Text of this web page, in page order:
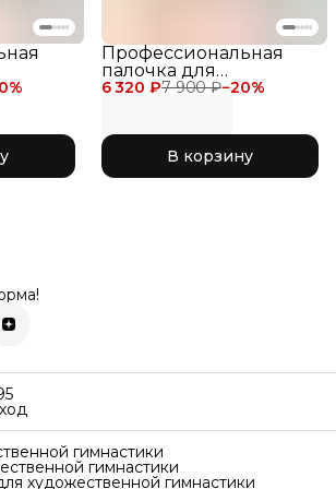
% 6 320 ₽7 900 ₽−20%
Профессиональная
палочка для
художественной
соревнований 60см,
цвет белый с красной
ручкой WxR Whitex
В корзину
гимнастики
гимнастики
художественной гимнастики